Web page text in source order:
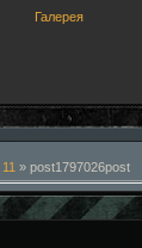
Галерея
11 » post1797026post